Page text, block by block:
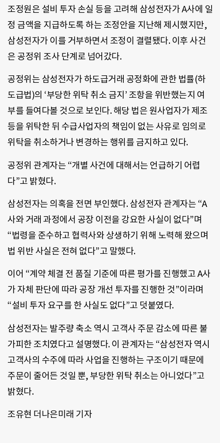
조정원은 설비 투자 손실 등을 고려해 삼성전자가 A사에 일
정 금액을 지급하도록 하는 조정안을 지난해 제시했지만,
삼성전자가 이를 거부하면서 조정이 결렬됐다. 이후 사건
은 공정위 조사 단계로 넘어갔다.
공정위는 삼성전자가 하도급거래 공정화에 관한 법률(하
도급법)의 ‘부당한 위탁 취소 금지’ 조항을 위반했는지 여
부를 들여다볼 것으로 보인다. 해당 법은 원사업자가 제조
등을 위탁한 뒤 수급사업자의 책임이 없는 사유로 임의로
위탁을 취소하거나 변경하는 행위를 금지하고 있다.
공정위 관계자는 “개별 사건에 대해서는 언급하기 어렵
다”고 밝혔다.
삼성전자는 의혹을 전면 부인했다. 삼성전자 관계자는 “A
사와 거래 과정에서 공장 이전을 강요한 사실이 없다”며
“법령을 준수하고 협력사와 상생하기 위해 노력해 왔으며
법 위반 사실은 전혀 없다”고 말했다.
이어 “계약 체결 전 품질 기준에 따른 평가를 진행했고 A사
가 자체 판단에 따라 공장 개선 투자를 진행한 것”이라며
“설비 투자 요구를 한 사실도 없다”고 덧붙였다.
삼성전자는 발주량 축소 역시 고객사 주문 감소에 따른 불
가피한 조치였다고 설명했다. 이 관계자는 “삼성전자 역시
고객사의 수주에 따라 사업을 진행하는 구조이기 때문에
주문이 줄어든 것일 뿐, 부당한 위탁 취소는 아니었다”고
밝혔다.
조유현 더나은미래 기자